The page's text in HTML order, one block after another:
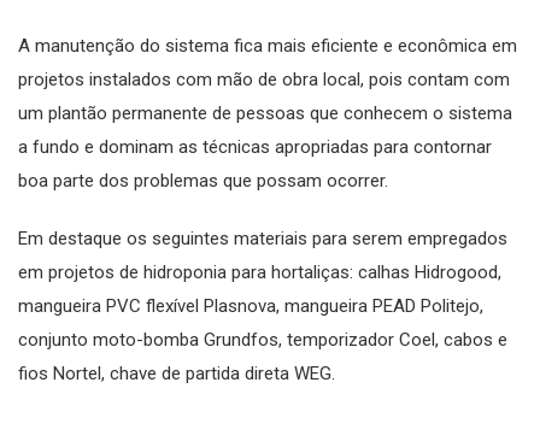
A manutenção do sistema fica mais eficiente e econômica em
projetos instalados com mão de obra local, pois contam com
um plantão permanente de pessoas que conhecem o sistema
a fundo e dominam as técnicas apropriadas para contornar
boa parte dos problemas que possam ocorrer.
Em destaque os seguintes materiais para serem empregados
em projetos de hidroponia para hortaliças: calhas Hidrogood,
mangueira PVC flexível Plasnova, mangueira PEAD Politejo,
conjunto moto-bomba Grundfos, temporizador Coel, cabos e
fios Nortel, chave de partida direta WEG.